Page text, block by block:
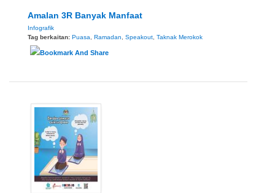
Amalan 3R Banyak Manfaat
Infografik
Tag berkaitan: Puasa, Ramadan, Speakout, Taknak Merokok